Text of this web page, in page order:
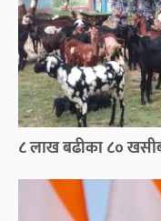
८ लाख बढीका ८०